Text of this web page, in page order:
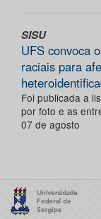
SISU
UFS convoca
raciais para
Foi publicada a
por foto e as
07 de agosto